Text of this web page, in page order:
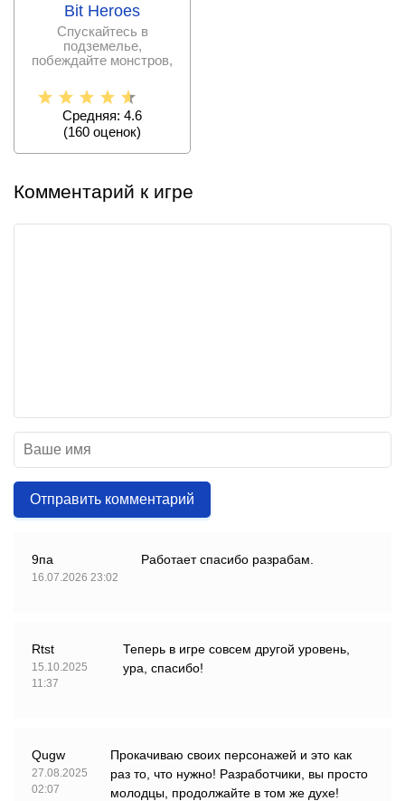
Bit Heroes
Спускайтесь в
подземелье,
побеждайте монстров,
сокровища,
Средняя: 4.6
(160 оценок)
Комментарий к игре
Отправить комментарий
9па
16.07.2026 23:02
Работает спасибо разрабам.
Rtst
15.10.2025
11:37
Теперь в игре совсем другой уровень,
ура, спасибо!
Qugw
27.08.2025
02:07
Прокачиваю своих персонажей и это как
раз то, что нужно! Разработчики, вы просто
молодцы, продолжайте в том же духе!